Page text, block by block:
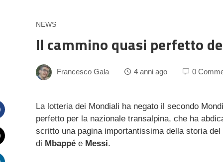
NEWS
Il cammino quasi perfetto
Francesco Gala 4 anni ago 0
La lotteria dei Mondiali ha negato il secondo
perfetto per la nazionale transalpina, che ha
scritto una pagina importantissima della storia
di Mbappé e Messi.